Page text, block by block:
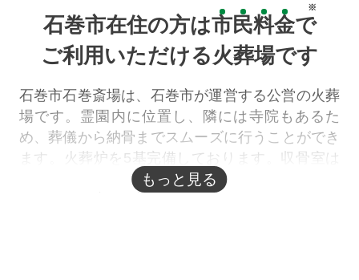
石巻市在住の方は市民料金で
ご利用いただける火葬場です
※
石巻市石巻斎場は、石巻市が運営する公営の火葬
場です。霊園内に位置し、隣には寺院もあるた
め、葬儀から納骨までスムーズに行うことができ
ます。火葬炉を5基完備しております。収骨室は
ないため、収骨はお別れをした炉前ホールで行い
もっと見る